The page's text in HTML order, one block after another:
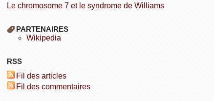
Le chromosome 7 et le syndrome de Williams
PARTENAIRES
wikipedia
RSS
Fil des articles
Fil des commentaires